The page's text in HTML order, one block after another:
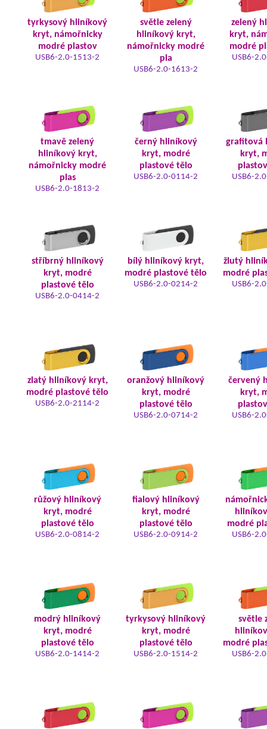
tyrkysový hliníkový
kryt, námořnicky
modré plastov
USB6-2.0-1513-2
světle zelený
hliníkový kryt,
námořnicky modré
pla
USB6-2.0-1613-2
zelený
kryt,
modré
USB6-
tmavě zelený
hliníkový kryt,
námořnicky modré
plas
USB6-2.0-1813-2
černý hliníkový
kryt, modré
plastové tělo
USB6-2.0-0114-2
grafitová
kryt,
USB6-
stříbrný hliníkový
kryt, modré
plastové tělo
USB6-2.0-0414-2
bílý hliníkový kryt,
modré plastové tělo
USB6-2.0-0214-2
žlutý
modré
USB6-
zlatý hliníkový kryt,
modré plastové tělo
USB6-2.0-2114-2
oranžový hliníkový
kryt, modré
plastové tělo
USB6-2.0-0714-2
červený
kryt,
USB6-
růžový hliníkový
kryt, modré
plastové tělo
USB6-2.0-0814-2
fialový hliníkový
kryt, modré
plastové tělo
USB6-2.0-0914-2
modré
USB6-
modrý hliníkový
kryt, modré
plastové tělo
USB6-2.0-1414-2
tyrkysový hliníkový
kryt, modré
plastové tělo
USB6-2.0-1514-2
světle
modré
USB6-